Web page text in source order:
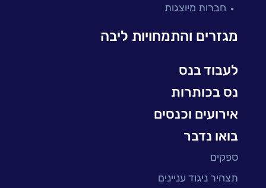
עולמות הענן
עולמות הסייבר
BI, Analytics & Big-Data
חברות מיוצגות
מגזרים והתמחויות ליבה
לעבוד בנס
נס בכותרות
אירועים וכנסים
בואו נדבר
ספקים
תצהיר ניגוד עניינים